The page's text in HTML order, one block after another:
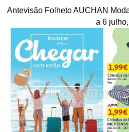
Antevisão Folheto AUCHAN
a 6 julho,